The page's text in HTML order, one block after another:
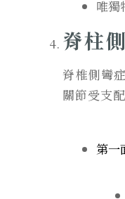
唯獨
脊柱
脊椎側彎
關節受支
第一